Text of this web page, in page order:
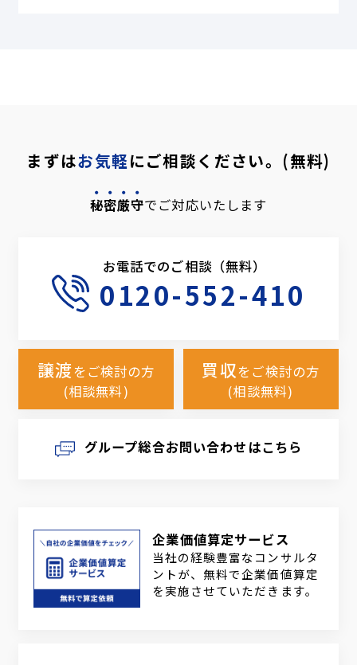
まずはお気軽にご相談ください。(無料)
秘密厳守でご対応いたします
お電話でのご相談（無料）
0120-552-410
譲渡をご検討の方
(相談無料)
買収をご検討の方
(相談無料)
グループ総合お問い合わせはこちら
企業価値算定サービス
当社の経験豊富なコンサルタ
ントが、無料で企業価値算定
を実施させていただきます。